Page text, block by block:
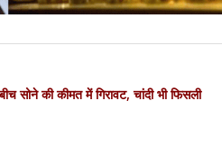
की कीमत में गिरावट, चांदी भी फिसली